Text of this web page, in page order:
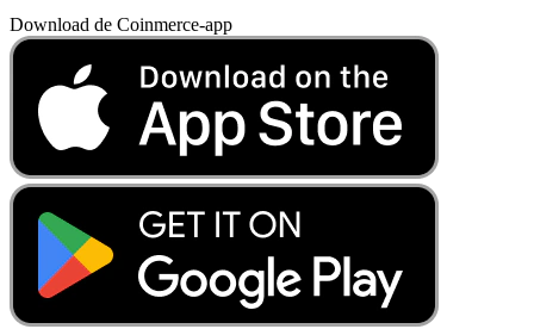
Download de Coinmerce-app